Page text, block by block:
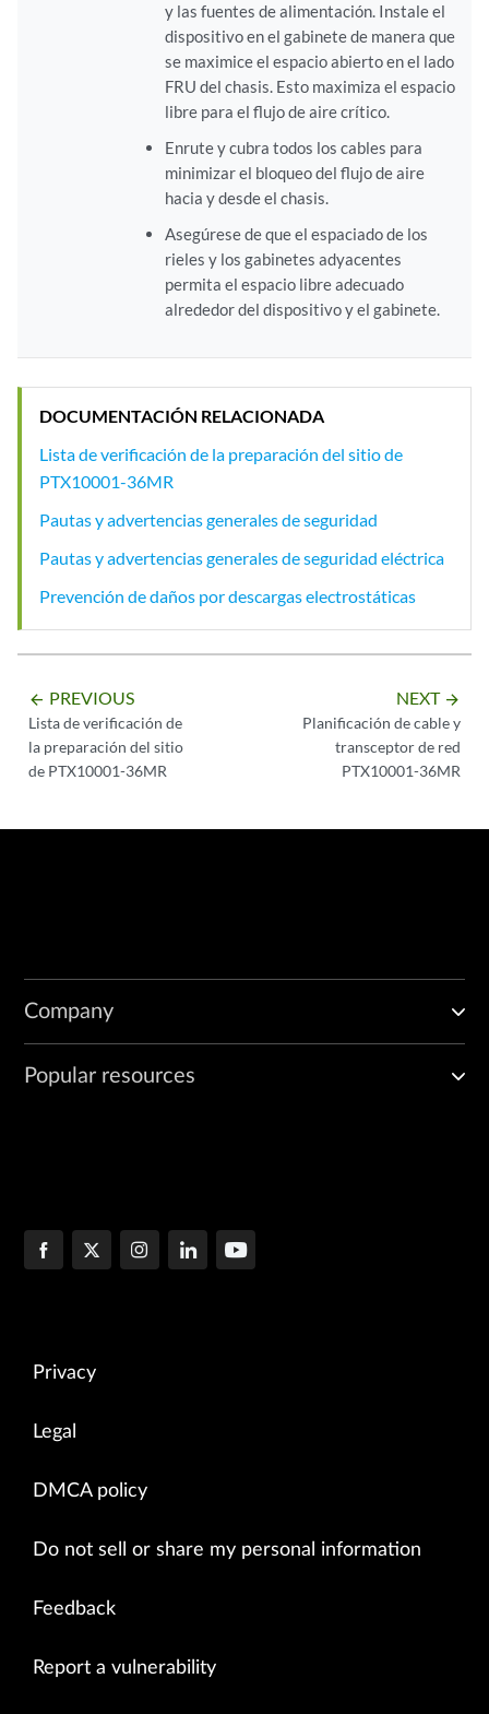
y las fuentes de alimentación. Instale el
dispositivo en el gabinete de manera que
se maximice el espacio abierto en el lado
FRU del chasis. Esto maximiza el espacio
libre para el flujo de aire crítico.
Enrute y cubra todos los cables para
minimizar el bloqueo del flujo de aire
hacia y desde el chasis.
Asegúrese de que el espaciado de los
rieles y los gabinetes adyacentes
permita el espacio libre adecuado
alrededor del dispositivo y el gabinete.
DOCUMENTACIÓN RELACIONADA
Lista de verificación de la preparación del sitio de
PTX10001-36MR
Pautas y advertencias generales de seguridad
Pautas y advertencias generales de seguridad eléctrica
Prevención de daños por descargas electrostáticas
arrow_backward PREVIOUS
Lista de verificación de
la preparación del sitio
de PTX10001-36MR
NEXT arrow_forward
Planificación de cable y
transceptor de red
PTX10001-36MR
Company
Popular resources
Privacy
Legal
DMCA policy
Do not sell or share my personal information
Feedback
Report a vulnerability